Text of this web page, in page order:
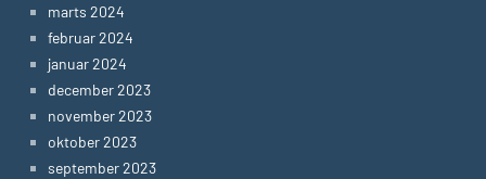
marts 2024
februar 2024
januar 2024
december 2023
november 2023
oktober 2023
september 2023